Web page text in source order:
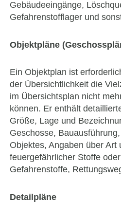
Gebäudeeingänge,
Gefahrenstofflager und
Objektpläne
Ein Objektplan ist
der Übersichtlichkeit die
im Übersichtsplan nicht
können. Er enthält
Größe, Lage und
Geschosse,
Objektes, Angaben über Art
feuergefährlicher Stoffe
Gefahrenstoffe,
Detailpläne